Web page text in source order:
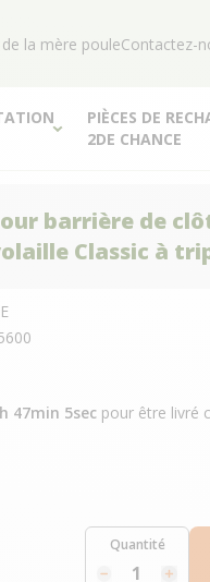
de la mère pouleContactez-
PIÈCES DE
2DE CHANCE
barrière de
Classic à
47min 4secpour être livré
Quantité